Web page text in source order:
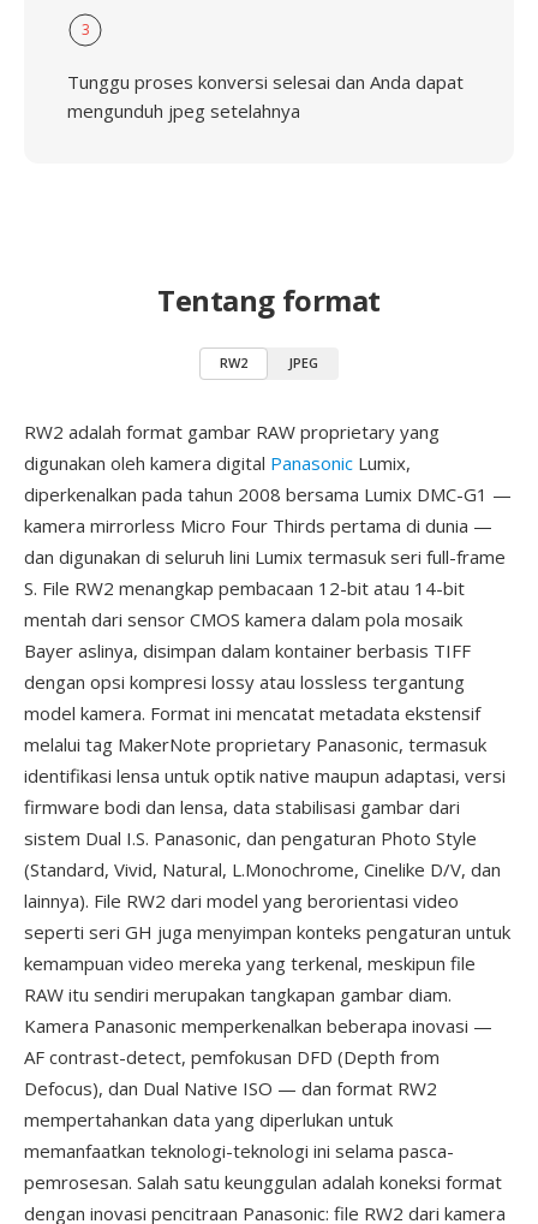
3
Tunggu proses konversi selesai dan Anda dapat
mengunduh jpeg setelahnya
Tentang format
RW2 JPEG
RW2 adalah format gambar RAW proprietary yang
digunakan oleh kamera digital Panasonic Lumix,
diperkenalkan pada tahun 2008 bersama Lumix DMC-G1 —
kamera mirrorless Micro Four Thirds pertama di dunia —
dan digunakan di seluruh lini Lumix termasuk seri full-frame
S. File RW2 menangkap pembacaan 12-bit atau 14-bit
mentah dari sensor CMOS kamera dalam pola mosaik
Bayer aslinya, disimpan dalam kontainer berbasis TIFF
dengan opsi kompresi lossy atau lossless tergantung
model kamera. Format ini mencatat metadata ekstensif
melalui tag MakerNote proprietary Panasonic, termasuk
identifikasi lensa untuk optik native maupun adaptasi, versi
firmware bodi dan lensa, data stabilisasi gambar dari
sistem Dual I.S. Panasonic, dan pengaturan Photo Style
(Standard, Vivid, Natural, L.Monochrome, Cinelike D/V, dan
lainnya). File RW2 dari model yang berorientasi video
seperti seri GH juga menyimpan konteks pengaturan untuk
kemampuan video mereka yang terkenal, meskipun file
RAW itu sendiri merupakan tangkapan gambar diam.
Kamera Panasonic memperkenalkan beberapa inovasi —
AF contrast-detect, pemfokusan DFD (Depth from
Defocus), dan Dual Native ISO — dan format RW2
mempertahankan data yang diperlukan untuk
memanfaatkan teknologi-teknologi ini selama pasca-
pemrosesan. Salah satu keunggulan adalah koneksi format
dengan inovasi pencitraan Panasonic: file RW2 dari kamera